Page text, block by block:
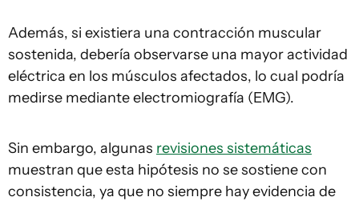
Además, si existiera una contracción muscular
sostenida, debería observarse una mayor actividad
eléctrica en los músculos afectados, lo cual podría
medirse mediante electromiografía (EMG).
Sin embargo, algunas revisiones sistemáticas
muestran que esta hipótesis no se sostiene con
consistencia, ya que no siempre hay evidencia de